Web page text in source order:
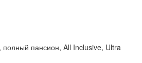
полный пансион, All Inclusive, Ultra